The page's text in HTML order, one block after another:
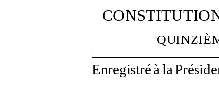
Enregistré à la